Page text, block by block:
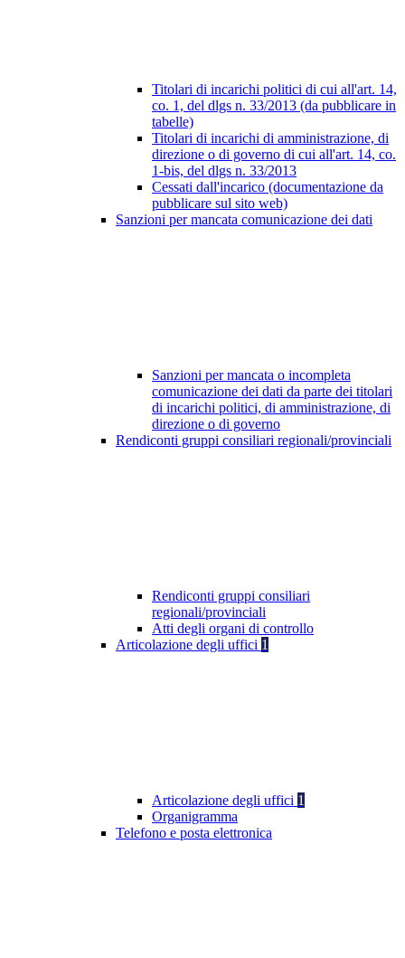
Titolari di incarichi politici di cui all'art. 14,
co. 1, del dlgs n. 33/2013 (da pubblicare in
tabelle)
Titolari di incarichi di amministrazione, di
direzione o di governo di cui all'art. 14, co.
1-bis, del dlgs n. 33/2013
Cessati dall'incarico (documentazione da
pubblicare sul sito web)
Sanzioni per mancata comunicazione dei dati
Sanzioni per mancata o incompleta
comunicazione dei dati da parte dei titolari
di incarichi politici, di amministrazione, di
direzione o di governo
Rendiconti gruppi consiliari regionali/provinciali
Rendiconti gruppi consiliari
regionali/provinciali
Atti degli organi di controllo
Articolazione degli uffici 1
Articolazione degli uffici 1
Organigramma
Telefono e posta elettronica